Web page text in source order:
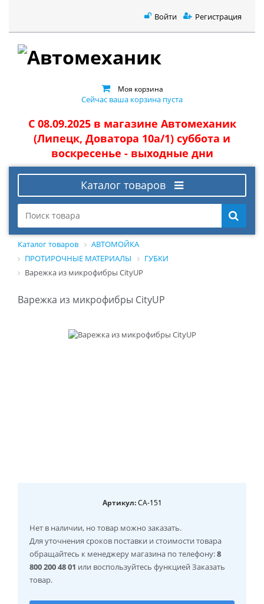
Войти Регистрация
Моя корзина
Сейчас ваша корзина пуста
С 08.09.2025 в магазине Автомеханик
(Липецк, Доватора 10а/1) суббота и
воскресенье - выходные дни
Каталог товаров
Каталог товаров
АВТОМОЙКА
ПРОТИРОЧНЫЕ МАТЕРИАЛЫ
ГУБКИ
Варежка из микрофибры CityUP
Варежка из микрофибры CityUP
Артикул:CA-151
Нет в наличии, но товар можно заказать.
Для уточнения сроков поставки и стоимости товара
обращайтесь к менеджеру магазина по телефону:8
800 200 48 01 или воспользуйтесь функцией Заказать
товар.